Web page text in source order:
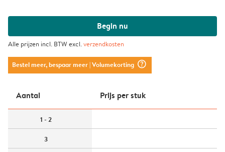
Begin nu
Alle prijzen incl. BTW excl.verzendkosten
Bestel meer, bespaar meer| Volumekorting question_mark_circle
Aantal Prijs per stuk
1 - 2
3